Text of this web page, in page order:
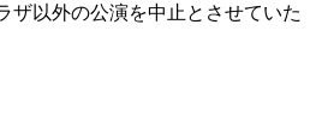
ザ以外の公演を中止とさせていた